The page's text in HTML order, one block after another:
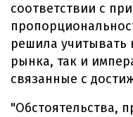
соответствии с
решила учитывать
рынка, так и
связанные с
"Обстоятельства,